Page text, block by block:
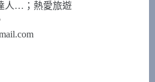
人…；熱愛旅遊